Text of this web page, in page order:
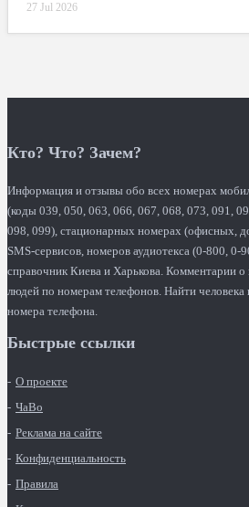
27 Jul 2026
Кто? Что? Зачем?
Информация и отзывы обо всех номерах
(коды 039, 050, 063, 066, 067, 068, 073, 091,
098, 099), стационарных номерах (офисных,
SMS-сервисов, номеров аудиотекса (0-800,
справочник Киева и Харькова. Комментарии
людей по номерам телефонов. Найти человека
номера телефона.
Быстрые ссылки
О проекте
ЧаВо
Реклама на сайте
Конфиденциальность
Правила